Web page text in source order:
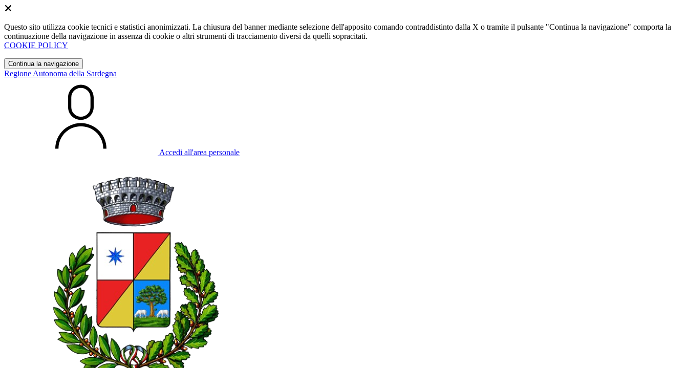
Questo sito utilizza cookie tecnici e statistici anonimizzati. La chiusura del banner mediante selezione dell'apposito comando contraddistinto dalla X o tramite il pulsante "Continua la navigazione" comporta la
continuazione della navigazione in assenza di cookie o altri strumenti di tracciamento diversi da quelli sopracitati.
COOKIE POLICY
Continua la navigazione
Regione Autonoma della Sardegna
Accedi all'area personale